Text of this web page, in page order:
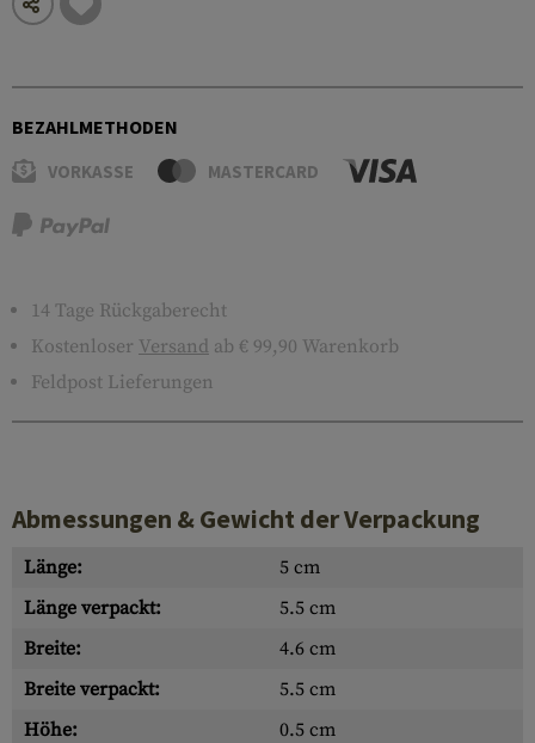
BEZAHLMETHODEN
VORKASSE MASTERCARD
14 Tage Rückgaberecht
Kostenloser Versand ab € 99,90 Warenkorb
Feldpost Lieferungen
Abmessungen & Gewicht der Verpackung
Länge:
5 cm
Länge verpackt:
5.5 cm
Breite:
4.6 cm
Breite verpackt:
5.5 cm
Höhe:
0.5 cm